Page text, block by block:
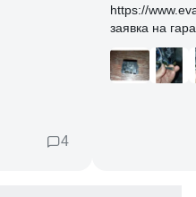
4
https://
заявка на
годовая
октября, т. е.
полторы